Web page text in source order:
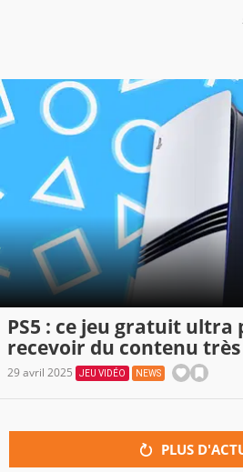
PS5 : ce jeu gratuit ultra
recevoir du contenu
29 avril 2025 JEU VIDÉO NEWS
PLUS